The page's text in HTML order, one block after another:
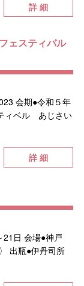
詳 細
ェスティバル
会期●令和５年
ィベル あじさい
詳 細
21日 会場●神戸
出瓶●伊丹司所